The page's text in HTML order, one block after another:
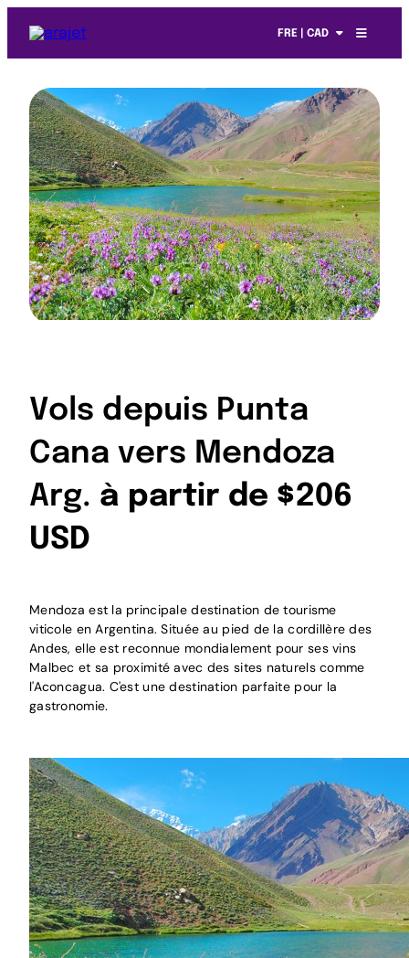
FRE | CAD
Vols depuis Punta
Cana vers Mendoza
Arg. à partir de $206
USD
Mendoza est la principale destination de tourisme
viticole en Argentina. Située au pied de la cordillère des
Andes, elle est reconnue mondialement pour ses vins
Malbec et sa proximité avec des sites naturels comme
l'Aconcagua. C'est une destination parfaite pour la
gastronomie.